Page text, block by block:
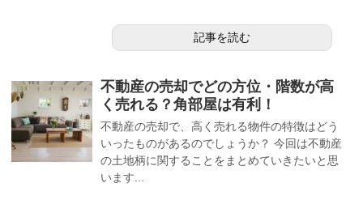
記事を読む
不動産の売却でどの方位・階数が高
く売れる？角部屋は有利！
不動産の売却で、高く売れる物件の特徴はどう
いったものがあるのでしょうか？ 今回は不動産
の土地柄に関することをまとめていきたいと思
います...